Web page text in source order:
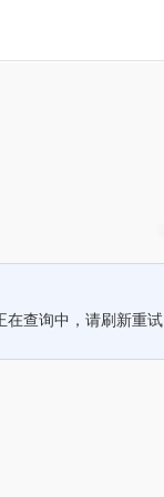
在查询中，请刷新重试